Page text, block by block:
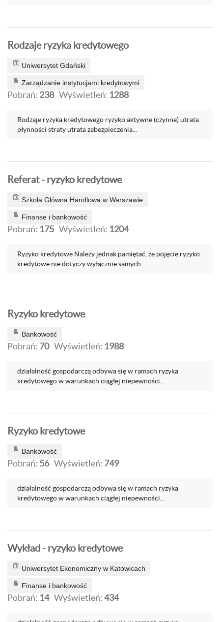
Rodzaje ryzyka kredytowego
Uniwersytet Gdański
Zarządzanie instytucjami kredytowymi
Pobrań: 238 Wyświetleń: 1288
Rodzaje ryzyka kredytowego ryzyko aktywne (czynne) utrata
płynności straty utrata zabezpieczenia...
Referat - ryzyko kredytowe
Szkoła Główna Handlowa w Warszawie
Finanse i bankowość
Pobrań: 175 Wyświetleń: 1204
Ryzyko kredytowe Należy jednak pamiętać, że pojęcie ryzyko
kredytowe nie dotyczy wyłącznie samych...
Ryzyko kredytowe
Bankowość
Pobrań: 70 Wyświetleń: 1988
działalność gospodarczą odbywa się w ramach ryzyka
kredytowego w wa­runkach ciągłej niepewności...
Ryzyko kredytowe
Bankowość
Pobrań: 56 Wyświetleń: 749
działalność gospodarczą odbywa się w ramach ryzyka
kredytowego w wa­runkach ciągłej niepewności...
Wykład - ryzyko kredytowe
Uniwersytet Ekonomiczny w Katowicach
Finanse i bankowość
Pobrań: 14 Wyświetleń:434